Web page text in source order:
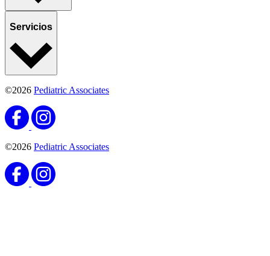
Servicios
©2026 Pediatric Associates
©2026 Pediatric Associates